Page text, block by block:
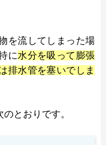
を流してしまった場
に水分を吸って膨張
排水管を塞いでしま
とおりです。